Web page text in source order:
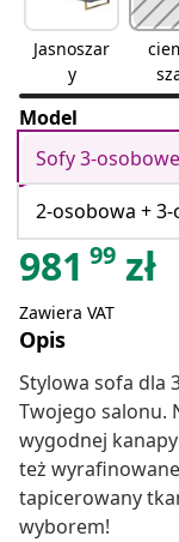
Jasnoszar
y
Model
Sofy 3-osobowe
2-osobowa +
981 99 zł
Zawiera VAT
Opis
Stylowa sofa dla
Twojego salonu.
wygodnej
też
tapicerowany
wyborem!